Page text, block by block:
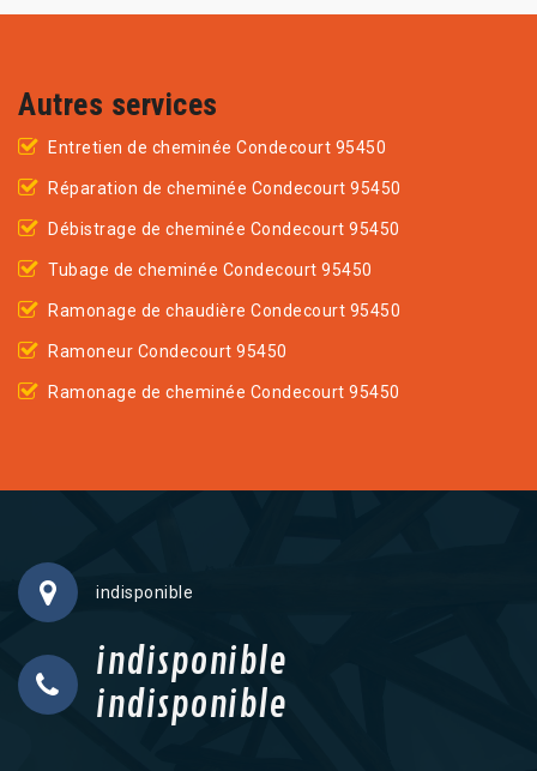
Autres services
Entretien de cheminée Condecourt 95450
Réparation de cheminée Condecourt 95450
Débistrage de cheminée Condecourt 95450
Tubage de cheminée Condecourt 95450
Ramonage de chaudière Condecourt 95450
Ramoneur Condecourt 95450
Ramonage de cheminée Condecourt 95450
indisponible
indisponible
indisponible